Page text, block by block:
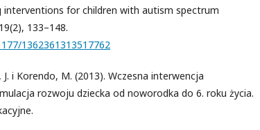
interventions for children with autism spectrum
133–148.
1362361313517762
J. i Korendo, M. (2013). Wczesna interwencja
rozwoju dziecka od noworodka do 6. roku życia.